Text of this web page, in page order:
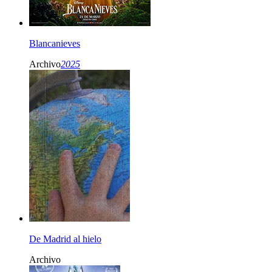
Blancanieves
Archivo2025
De Madrid al hielo
Archivo